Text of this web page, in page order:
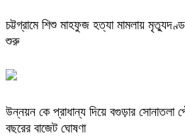
চট্টগ্রামে শিশু মাহফুজ হত্যা মামলায়
শুরু
উন্নয়ন কে প্রাধান্য দিয়ে বগুড়ার
বছরের বাজেট ঘোষণা